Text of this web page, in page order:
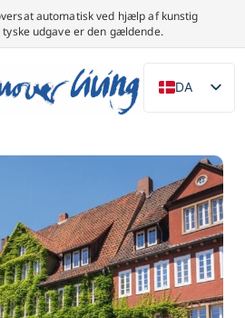
automatisk ved hjælp af kunstig
udgave er den gældende.
DA
DE
NL
PL
ES
IT
SV